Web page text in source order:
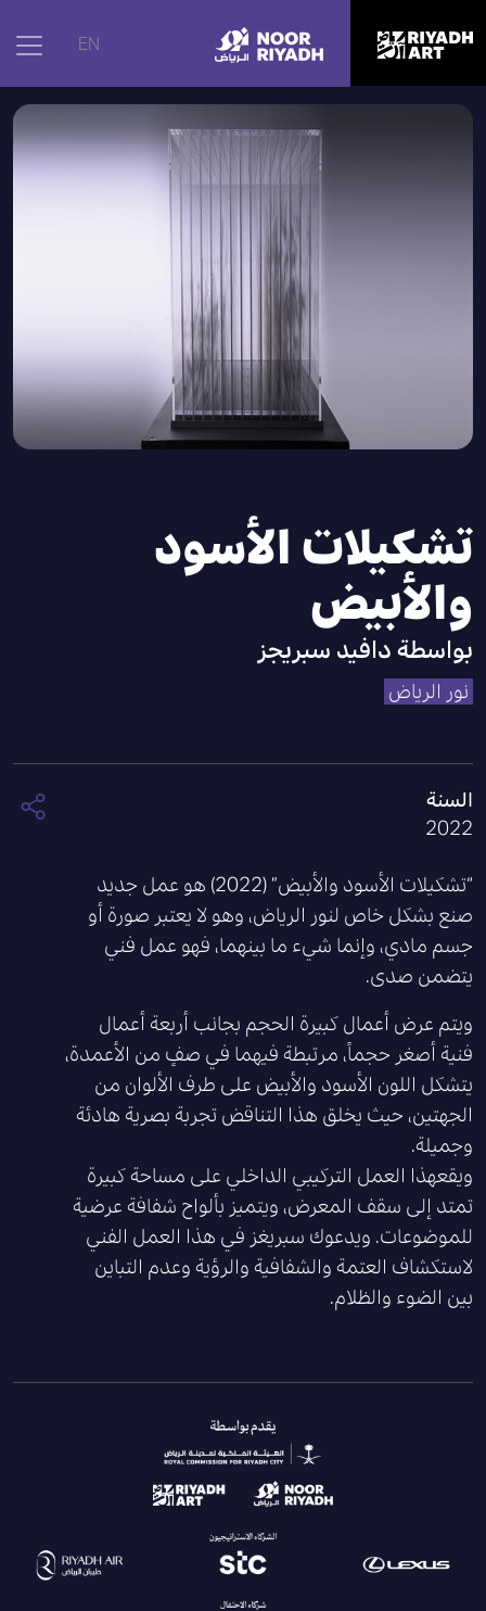
EN الرئيسية | الأعمال الفنية | تشكيلات الأسود والأبيض
تشكيلات الأسود
والأبيض
بواسطة دافيد سبريجز
نور الرياض
السنة
2022
“تشكيلات الأسود والأبيض” (2022) هو عمل جديد
صنع بشكل خاص لنور الرياض، وهو لا يعتبر صورة أو
جسم مادي، وإنما شيء ما بينهما، فهو عمل فني
يتضمن صدى.
ويتم عرض أعمال كبيرة الحجم بجانب أربعة أعمال
فنية أصغر حجماً، مرتبطة فيهما في صفٍ من الأعمدة،
يتشكل اللون الأسود والأبيض على طرف الألوان من
الجهتين، حيث يخلق هذا التناقض تجربة بصرية هادئة
وجميلة.
ويقعهذا العمل التركيبي الداخلي على مساحة كبيرة
تمتد إلى سقف المعرض، ويتميز بألواح شفافة عرضية
للموضوعات. ويدعوك سبريغز في هذا العمل الفني
لاستكشاف العتمة والشفافية والرؤية وعدم التباين
بين الضوء والظلام.